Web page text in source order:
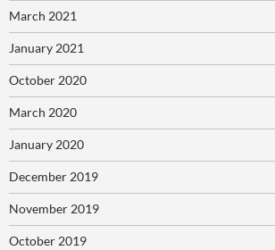
March 2021
January 2021
October 2020
March 2020
January 2020
December 2019
November 2019
October 2019